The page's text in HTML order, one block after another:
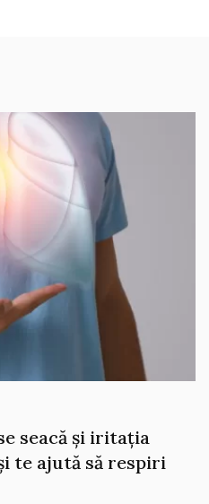
seacă și iritația
te ajută să respiri